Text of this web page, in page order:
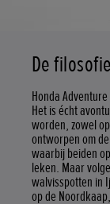
De filosofie
Honda
Het is écht
worden, zowel
ontworpen om
waarbij beiden
leken. Maar
walvisspotten in
op de